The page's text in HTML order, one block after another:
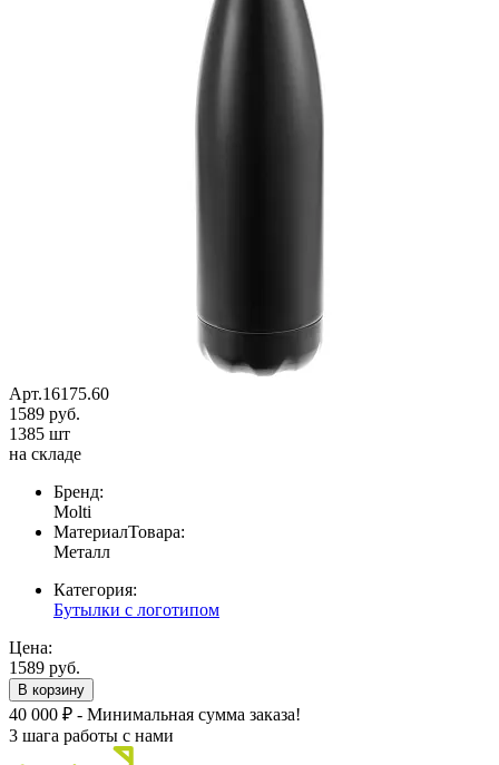
Арт.16175.60
1589 руб.
1385 шт
на складе
Бренд:
Molti
МатериалТовара:
Металл
Категория:
Бутылки с логотипом
Цена:
1589 руб.
В корзину
40 000 ₽ - Минимальная сумма заказа!
3 шага работы с нами